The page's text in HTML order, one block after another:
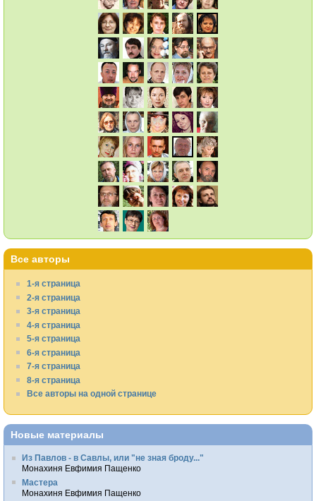
Все авторы
1-я страница
2-я страница
3-я страница
4-я страница
5-я страница
6-я страница
7-я страница
8-я страница
Все авторы на одной странице
Новые материалы
Из Павлов - в Савлы, или "не зная броду..."
Монахиня Евфимия Пащенко
Мастера
Монахиня Евфимия Пащенко